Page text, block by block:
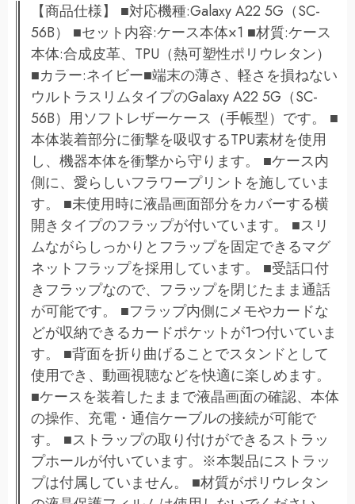
【商品仕様】 ■対応機種:Galaxy A22 5G（SC-
56B） ■セット内容:ケース本体×1 ■材質:ケース
本体:合成皮革、TPU（熱可塑性ポリウレタン）
■カラー:ネイビー■端末の薄さ、軽さを損ねない
ウルトラスリムタイプのGalaxy A22 5G（SC-
56B）用ソフトレザーケース（手帳型）です。 ■
本体装着部分に衝撃を吸収するTPU素材を使用
し、機器本体を衝撃から守ります。 ■ケース内
側に、愛らしいフラワープリントを施していま
す。 ■未使用時に液晶画面部分をカバーする横
開きタイプのフラップが付いています。 ■スリ
ムながらしっかりとフラップを固定できるマグ
ネットフラップを採用しています。 ■受話口付
きフラップなので、フラップを閉じたまま通話
が可能です。 ■フラップ内側にメモやカードな
どが収納できるカードポケットが1つ付いていま
す。 ■背面を折り曲げることでスタンドとして
使用でき、動画視聴などを快適に楽しめます。
■ケースを装着したままで液晶画面の確認、本体
の操作、充電・通信ケーブルの接続が可能で
す。 ■ストラップの取り付けができるストラッ
プホールが付いています。※本製品にストラッ
プは付属していません。 ■材質がポリウレタン